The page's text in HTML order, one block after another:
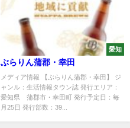
愛知
ぶらりん蒲郡・幸田
メディア情報 【ぶらりん蒲郡・幸田】 ジ
ャンル：生活情報タウン誌 発行エリア：
愛知県 蒲郡市・幸田町 発行予定日：毎
月25日 発行部数：39...